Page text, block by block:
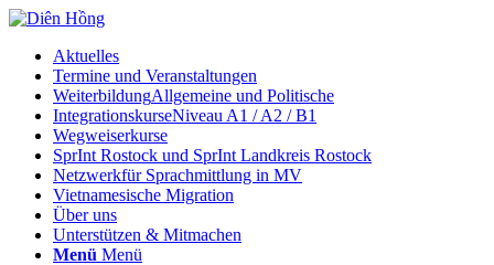
Aktuelles
Termine und Veranstaltungen
WeiterbildungAllgemeine und Politische
IntegrationskurseNiveau A1 / A2 / B1
Wegweiserkurse
SprInt Rostock und SprInt Landkreis Rostock
Netzwerkfür Sprachmittlung in MV
Vietnamesische Migration
Über uns
Unterstützen & Mitmachen
Menü Menü